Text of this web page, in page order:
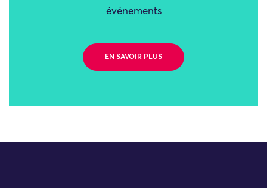
événements
EN SAVOIR PLUS